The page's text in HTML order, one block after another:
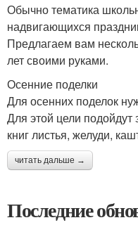
Обычно тематика
надвигающихся
Предлагаем вам
лет своими руками.
Осенние поделки
Для осенних поделок
Для этой цели
книг листья, желуди,
читать дальше →
Последние